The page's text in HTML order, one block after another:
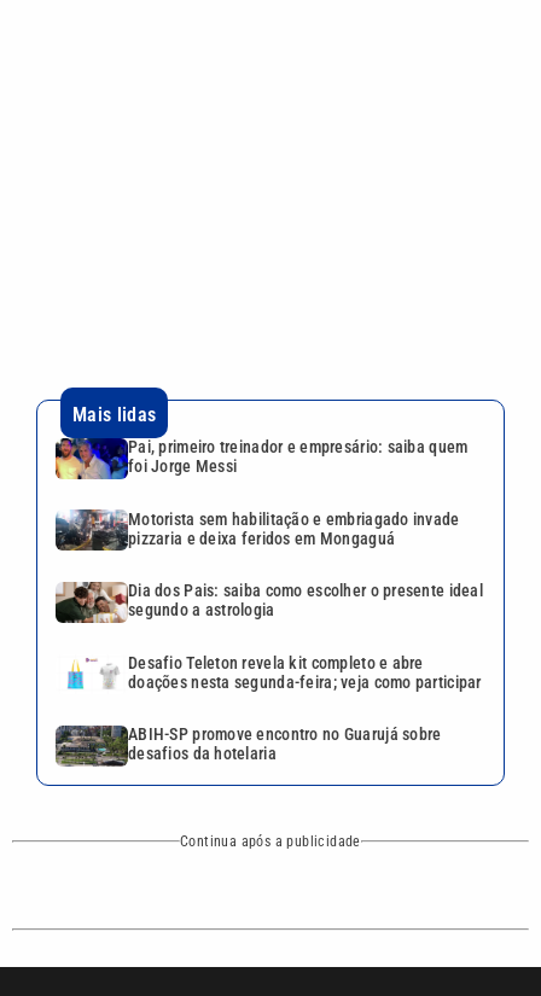
ABIH-SP promove encontro no Guarujá sobre
desafios da hotelaria
Continua após a publicidade
VTV é afiliada do
SBT na Região
Cotidiano Esportes
Mundo
REDES